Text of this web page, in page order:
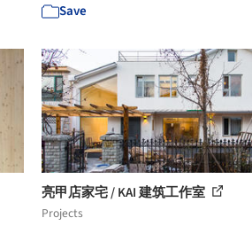
Save
亮甲店家宅 / KAI 建筑工作室
Projects